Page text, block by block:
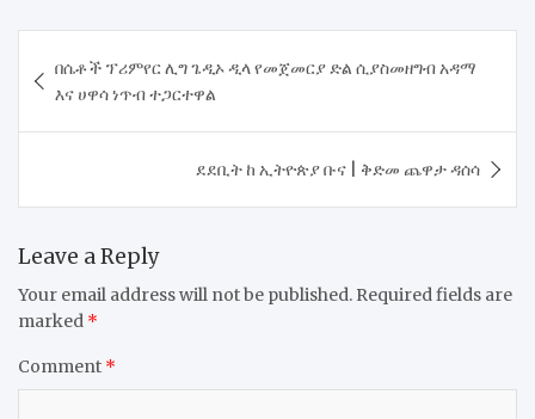
navigation
በሴቶች ፕሪምየር ሊግ ጌዲኦ ዲላ የመጀመርያ ድል ሲያስመዘግብ አዳማ
እና ሀዋሳ ነጥብ ተጋርተዋል
ደደቢት ከ ኢትዮጵያ ቡና | ቅድመ ጨዋታ ዳሰሳ
Leave a Reply
Your email address will not be published. Required fields are
marked *
Comment *